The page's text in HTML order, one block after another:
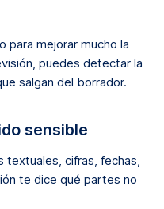
para mejorar mucho la
puedes detectar la
salgan del borrador.
sensible
textuales, cifras, fechas,
te dice qué partes no